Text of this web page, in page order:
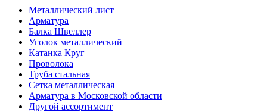
Металлический лист
Арматура
Балка Швеллер
Уголок металлический
Катанка Круг
Проволока
Труба стальная
Сетка металлическая
Арматура в Московской области
Другой ассортимент